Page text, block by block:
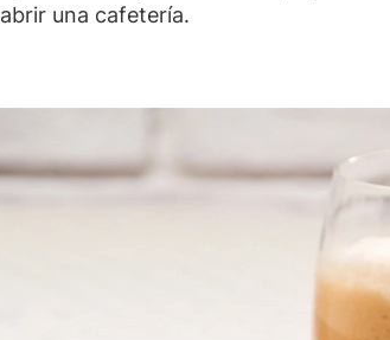
abrir una cafetería.